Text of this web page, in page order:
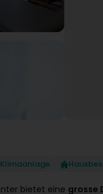
Klimaanlage
bietet eine grosse